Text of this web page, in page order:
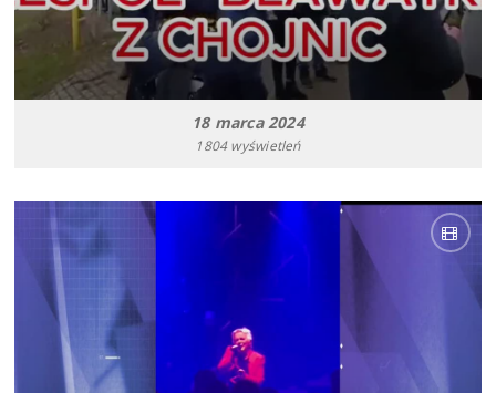
18 marca 2024
1804 wyświetleń